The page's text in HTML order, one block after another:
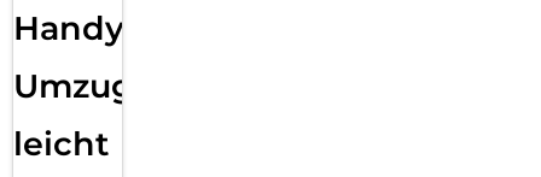
Handy
Umzug
leicht